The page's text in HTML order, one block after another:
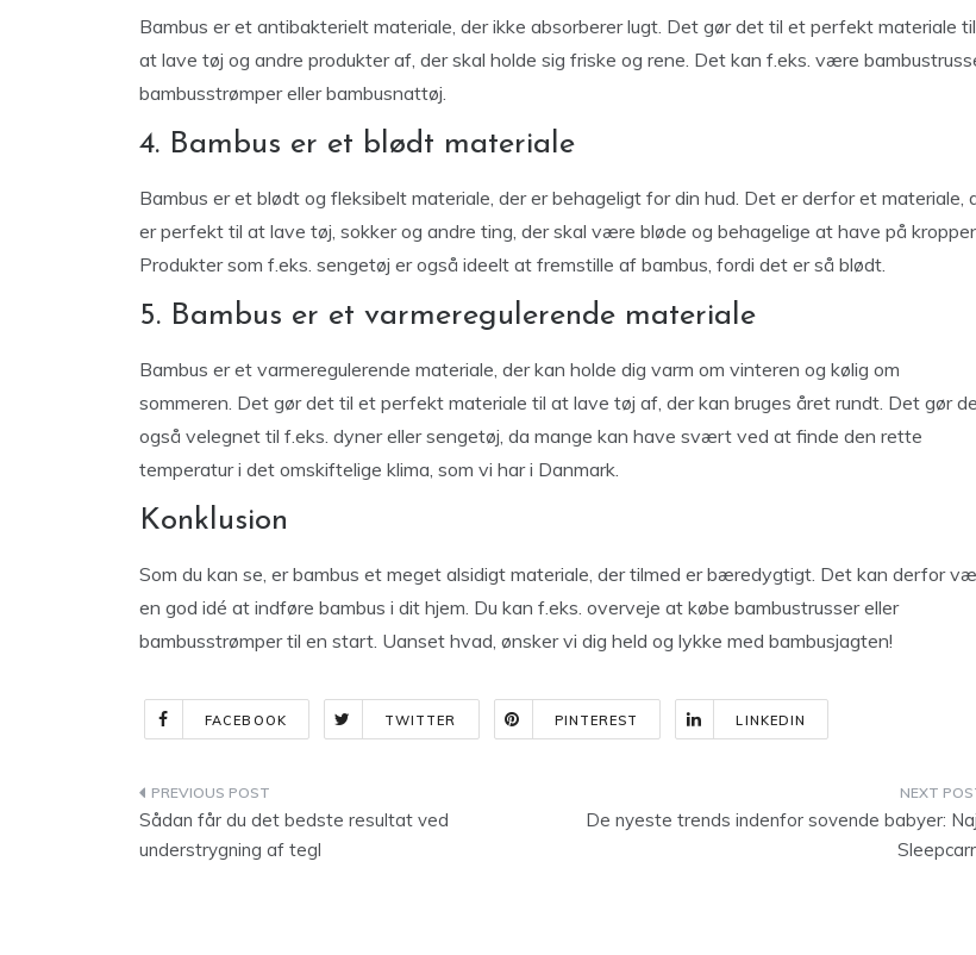
Bambus er et antibakterielt materiale, der ikke absorberer lugt. Det gør det til et perfekt materiale til
at lave tøj og andre produkter af, der skal holde sig friske og rene. Det kan f.eks. være
bambusstrømper eller bambusnattøj.
4. Bambus er et blødt materiale
Bambus er et blødt og fleksibelt materiale, der er behageligt for din hud. Det er derfor et materiale,
er perfekt til at lave tøj, sokker og andre ting, der skal være bløde og behagelige at have på
Produkter som f.eks. sengetøj er også ideelt at fremstille af bambus, fordi det er så blødt.
5. Bambus er et varmeregulerende materiale
Bambus er et varmeregulerende materiale, der kan holde dig varm om vinteren og kølig om
sommeren. Det gør det til et perfekt materiale til at lave tøj af, der kan bruges året rundt. Det gør
også velegnet til f.eks. dyner eller sengetøj, da mange kan have svært ved at finde den rette
temperatur i det omskiftelige klima, som vi har i Danmark.
Konklusion
Som du kan se, er bambus et meget alsidigt materiale, der tilmed er bæredygtigt. Det kan derfor
en god idé at indføre bambus i dit hjem. Du kan f.eks. overveje at købe bambustrusser eller
bambusstrømper til en start. Uanset hvad, ønsker vi dig held og lykke med bambusjagten!
FACEBOOK TWITTER PINTEREST LINKEDIN
Indlægsnavigation
Sådan får du det bedste resultat ved
understrygning af tegl
De nyeste trends indenfor sovende babyer: